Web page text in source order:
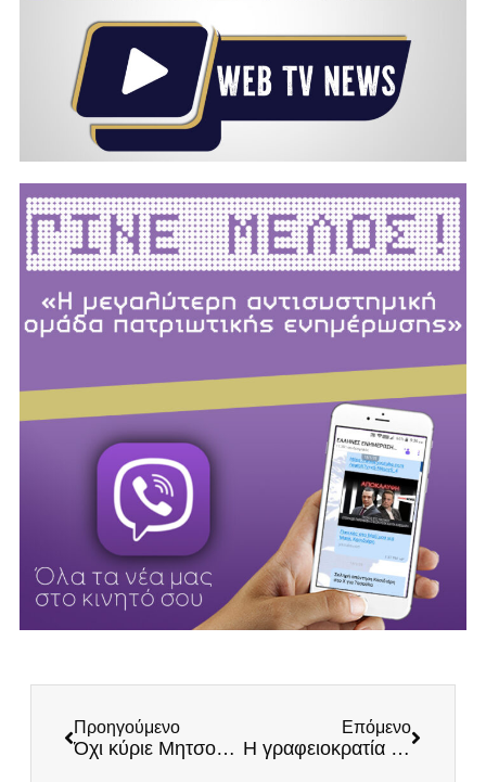
Προηγούμενο
Όχι κύριε Μητσοτάκη! Οι Έλληνες πατριώτες δεν δέχονται καμία ομοσπονδία!
Επόμενο
Η γραφειοκρατία που ακόμα καλπάζει